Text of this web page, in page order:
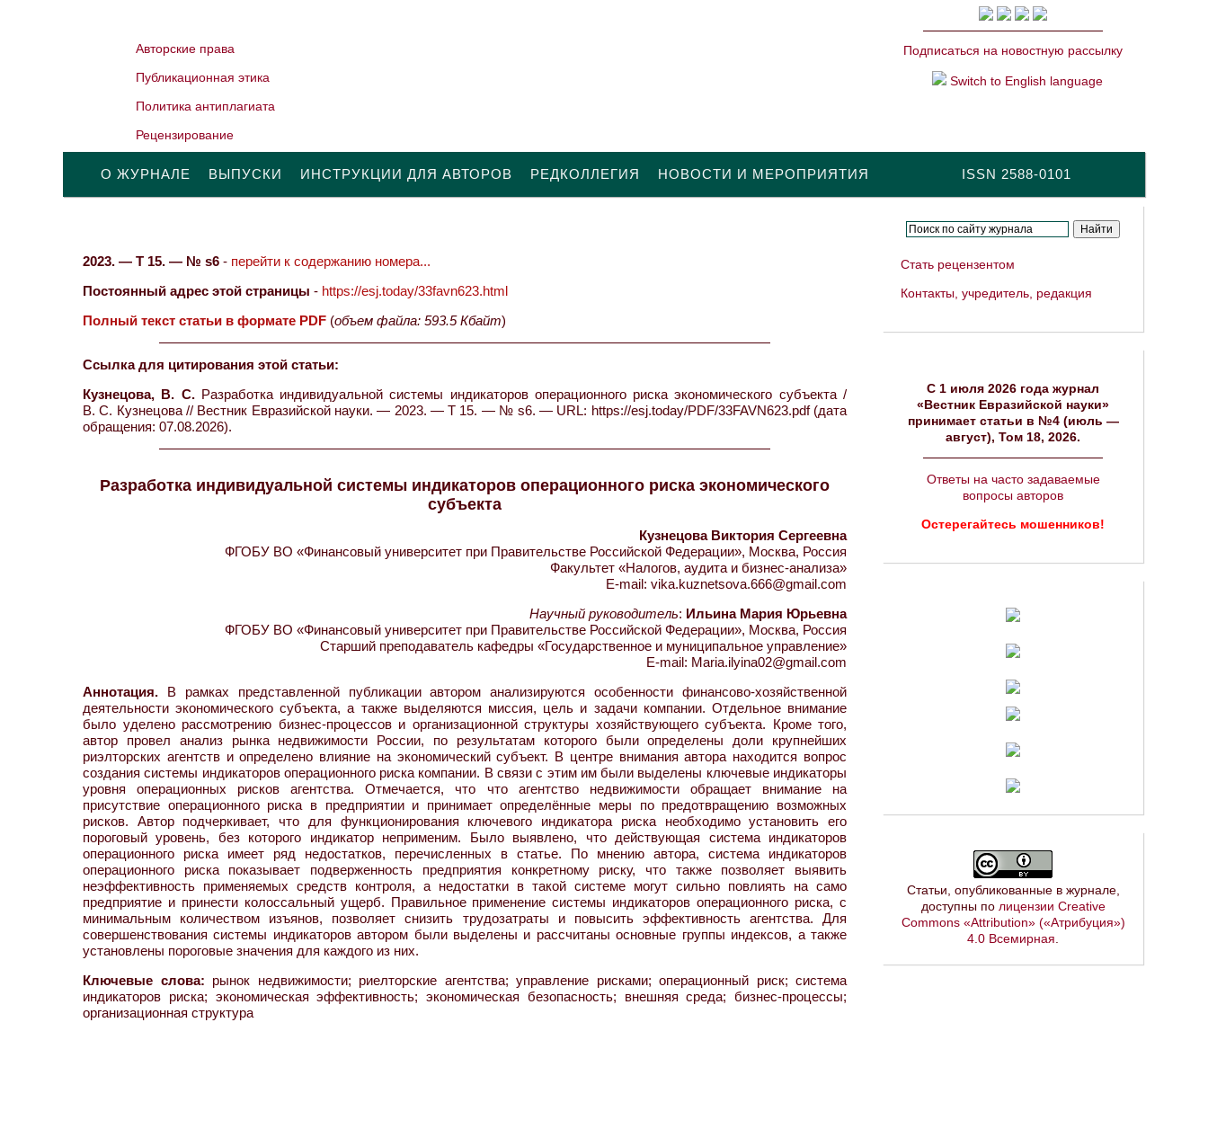
Авторские права
Публикационная этика
Политика антиплагиата
Рецензирование
Подписаться на новостную рассылку
Switch to English language
ISSN 2588-0101
О ЖУРНАЛЕ ВЫПУСКИ ИНСТРУКЦИИ ДЛЯ АВТОРОВ РЕДКОЛЛЕГИЯ НОВОСТИ И МЕРОПРИЯТИЯ
2023. — Т 15. — № s6 - перейти к содержанию номера...
Постоянный адрес этой страницы - https://esj.today/33favn623.html
Полный текст статьи в формате PDF (объем файла: 593.5 Кбайт)
Ссылка для цитирования этой статьи:
Кузнецова, В. С.Разработка индивидуальной системы индикаторов операционного риска экономического субъекта /
В. С. Кузнецова // Вестник Евразийской науки. — 2023. — Т 15. — № s6. — URL: https://esj.today/PDF/33FAVN623.pdf (дата
обращения: 07.08.2026).
Разработка индивидуальной системы индикаторов операционного риска экономического
субъекта
Кузнецова Виктория Сергеевна
ФГОБУ ВО «Финансовый университет при Правительстве Российской Федерации», Москва, Россия
Факультет «Налогов, аудита и бизнес-анализа»
E-mail: vika.kuznetsova.666@gmail.com
Научный руководитель: Ильина Мария Юрьевна
ФГОБУ ВО «Финансовый университет при Правительстве Российской Федерации», Москва, Россия
Старший преподаватель кафедры «Государственное и муниципальное управление»
E-mail: Maria.ilyina02@gmail.com
Аннотация. В рамках представленной публикации автором анализируются особенности финансово-хозяйственной
деятельности экономического субъекта, а также выделяются миссия, цель и задачи компании. Отдельное внимание
было уделено рассмотрению бизнес-процессов и организационной структуры хозяйствующего субъекта. Кроме того,
автор провел анализ рынка недвижимости России, по результатам которого были определены доли крупнейших
риэлторских агентств и определено влияние на экономический субъект. В центре внимания автора находится вопрос
создания системы индикаторов операционного риска компании. В связи с этим им были выделены ключевые индикаторы
уровня операционных рисков агентства. Отмечается, что что агентство недвижимости обращает внимание на
присутствие операционного риска в предприятии и принимает определённые меры по предотвращению возможных
рисков. Автор подчеркивает, что для функционирования ключевого индикатора риска необходимо установить его
пороговый уровень, без которого индикатор неприменим. Было выявлено, что действующая система индикаторов
операционного риска имеет ряд недостатков, перечисленных в статье. По мнению автора, система индикаторов
операционного риска показывает подверженность предприятия конкретному риску, что также позволяет выявить
неэффективность применяемых средств контроля, а недостатки в такой системе могут сильно повлиять на само
предприятие и принести колоссальный ущерб. Правильное применение системы индикаторов операционного риска, с
минимальным количеством изъянов, позволяет снизить трудозатраты и повысить эффективность агентства. Для
совершенствования системы индикаторов автором были выделены и рассчитаны основные группы индексов, а также
установлены пороговые значения для каждого из них.
Ключевые слова: рынок недвижимости; риелторские агентства; управление рисками; операционный риск; система
индикаторов риска; экономическая эффективность; экономическая безопасность; внешняя среда; бизнес-процессы;
организационная структура
Стать рецензентом
Контакты, учредитель, редакция
C 1 июля 2026 года журнал
«Вестник Евразийской науки»
принимает статьи в №4 (июль —
август), Том 18, 2026.
Ответы на часто задаваемые
вопросы авторов
Остерегайтесь мошенников!
Статьи, опубликованные в журнале,
доступны по лицензии Creative
Commons «Attribution» («Атрибуция»)
4.0 Всемирная